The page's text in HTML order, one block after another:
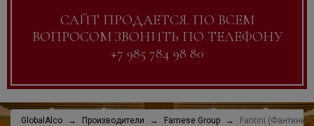
САЙТ ПРОДАЕТСЯ. ПО ВСЕМ
ВОПРОСОМ ЗВОНИТЬ ПО ТЕЛЕФОНУ
+7 985 784 98 80
GlobalAlco Производители Farnese Group Fantini (Фантини)